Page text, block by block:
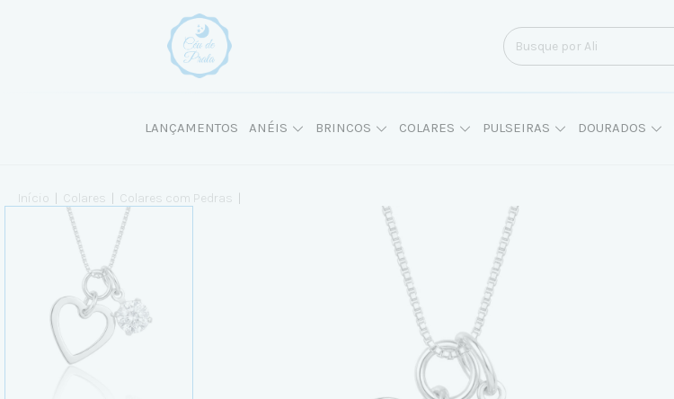
LANÇAMENTOS ANÉIS BRINCOS COLARES PULSEIRAS DOURADOS
Início Colares Colares com Pedras